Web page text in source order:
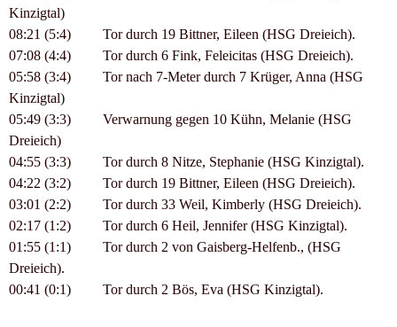
Kinzigtal)
08:21 (5:4) Tor durch 19 Bittner, Eileen (HSG Dreieich).
07:08 (4:4) Tor durch 6 Fink, Feleicitas (HSG Dreieich).
05:58 (3:4) Tor nach 7-Meter durch 7 Krüger, Anna (HSG
Kinzigtal)
05:49 (3:3) Verwarnung gegen 10 Kühn, Melanie (HSG
Dreieich)
04:55 (3:3) Tor durch 8 Nitze, Stephanie (HSG Kinzigtal).
04:22 (3:2) Tor durch 19 Bittner, Eileen (HSG Dreieich).
03:01 (2:2) Tor durch 33 Weil, Kimberly (HSG Dreieich).
02:17 (1:2) Tor durch 6 Heil, Jennifer (HSG Kinzigtal).
01:55 (1:1) Tor durch 2 von Gaisberg-Helfenb., (HSG
Dreieich).
00:41 (0:1) Tor durch 2 Bös, Eva (HSG Kinzigtal).